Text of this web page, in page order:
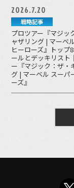
2026.7.20
戦略記事
プロツアー『マジッ
ャザリング | マーベ
ヒーローズ』トップ
ールとデッキリスト
ー『マジック：ザ・
グ | マーベル スーパ
ーズ』